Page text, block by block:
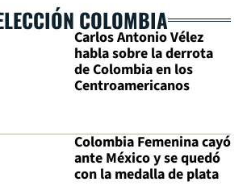
COLOMBIA
Carlos Antonio Vélez
habla sobre la derrota
de Colombia en los
Centroamericanos
Colombia Femenina cayó
ante México y se quedó
con la medalla de plata